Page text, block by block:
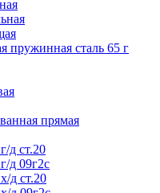
пружинная сталь 65 г
прямая
д ст.20
д 09г2с
д ст.20